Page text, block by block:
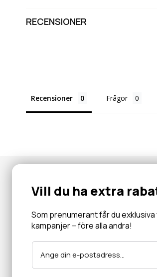
RECENSIONER
Recensioner Frågor
Nyhetsbrev
inbjudningar och mycket mer.
Vill du ha extra
Som prenumerant får du
kampanjer – före alla andra!